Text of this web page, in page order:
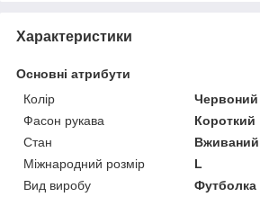
Характеристики
Основні атрибути
Колір
Червоний
Фасон рукава
Короткий
Стан
Вживаний
Міжнародний розмір
L
Вид виробу
Футболка